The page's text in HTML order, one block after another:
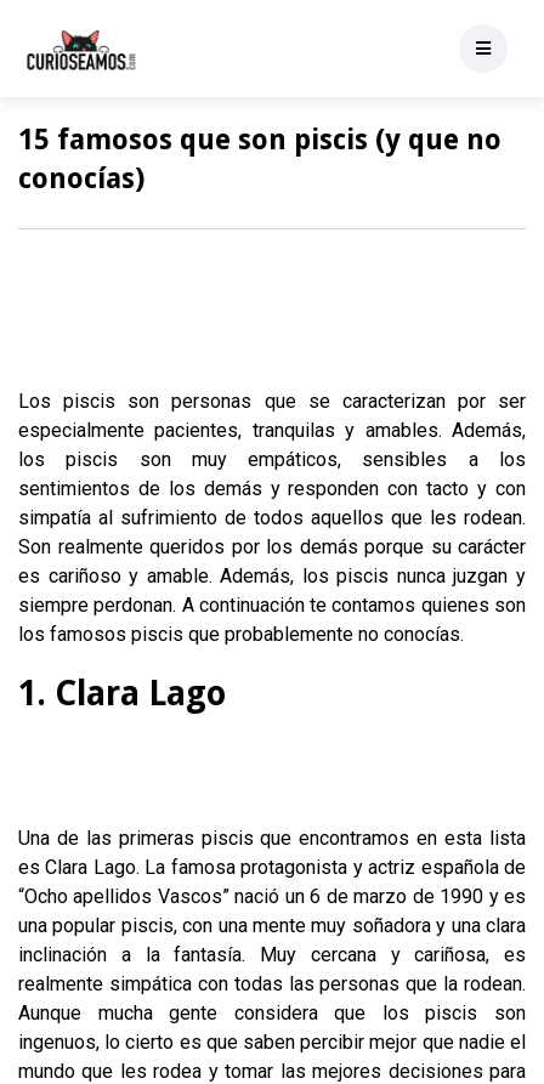
15 famosos que son piscis (y que no
conocías)
Los piscis son personas que se caracterizan por ser
especialmente pacientes, tranquilas y amables. Además,
los piscis son muy empáticos, sensibles a los
sentimientos de los demás y responden con tacto y con
simpatía al sufrimiento de todos aquellos que les rodean.
Son realmente queridos por los demás porque su carácter
es cariñoso y amable. Además, los piscis nunca juzgan y
siempre perdonan. A continuación te contamos quienes son
los famosos piscis que probablemente no conocías.
1. Clara Lago
Una de las primeras piscis que encontramos en esta lista
es Clara Lago. La famosa protagonista y actriz española de
“Ocho apellidos Vascos” nació un 6 de marzo de 1990 y es
una popular piscis, con una mente muy soñadora y una clara
inclinación a la fantasía. Muy cercana y cariñosa, es
realmente simpática con todas las personas que la rodean.
Aunque mucha gente considera que los piscis son
ingenuos, lo cierto es que saben percibir mejor que nadie el
mundo que les rodea y tomar las mejores decisiones para